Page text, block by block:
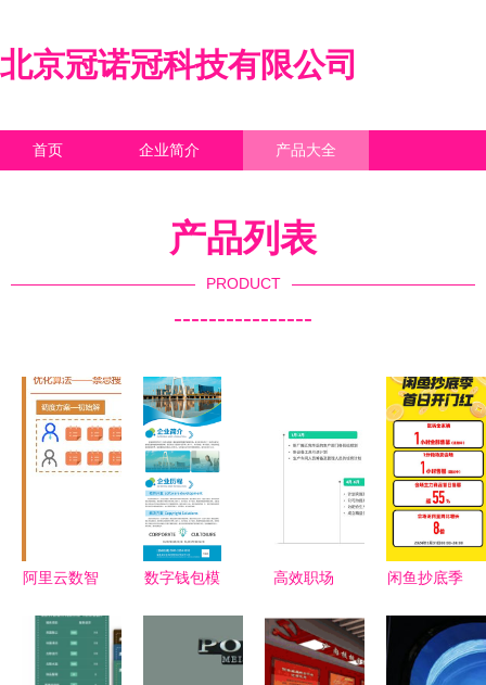
北京冠诺冠科技有限公司
首页 企业简介 产品大全
产品列表
PRODUCT
----------------
阿里云数智
战赛总决赛
铜奖攻略
数字钱包模
开启个性化
高效职场
从封面到致
谢，打造专
闲鱼抄底季
数字内容服
务新风口